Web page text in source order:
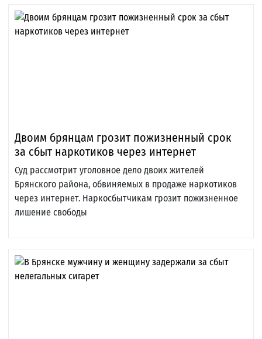
Двоим брянцам грозит пожизненный срок
за сбыт наркотиков через интернет
Суд рассмотрит уголовное дело двоих жителей
Брянского района, обвиняемых в продаже наркотиков
через интернет. Наркосбытчикам грозит пожизненное
лишение свободы